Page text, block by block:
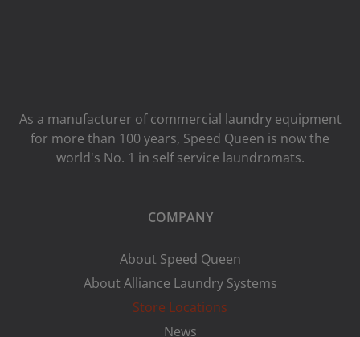
As a manufacturer of commercial laundry equipment
for more than 100 years, Speed ​​Queen is now the
world's No. 1 in self service laundromats.
COMPANY
About Speed Queen
About Alliance Laundry Systems
Store Locations
News